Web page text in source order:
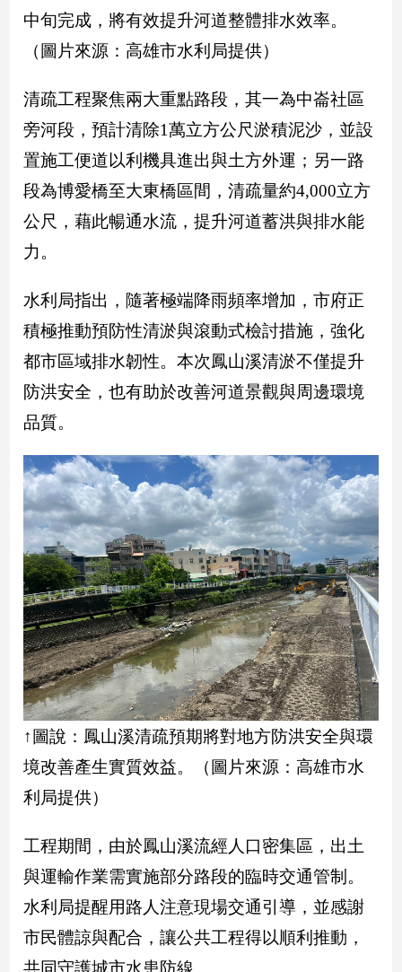
社
會/
方
冠
病
毒
專
區
台
灣
觀
點
台
觀
點
娛
樂
娛
樂
星
聞
流
行/
時
尚
星
生
活
建
中旬完成，將有效提升河道整體排水效率。
（圖片來源：高雄市水利局提供）
清疏工程聚焦兩大重點路段，其一為中崙社區
旁河段，預計清除1萬立方公尺淤積泥沙，並設
置施工便道以利機具進出與土方外運；另一路
段為博愛橋至大東橋區間，清疏量約4,000立方
公尺，藉此暢通水流，提升河道蓄洪與排水能
力。
水利局指出，隨著極端降雨頻率增加，市府正
積極推動預防性清淤與滾動式檢討措施，強化
都市區域排水韌性。本次鳳山溪清淤不僅提升
防洪安全，也有助於改善河道景觀與周邊環境
品質。
↑圖說：鳳山溪清疏預期將對地方防洪安全與環
境改善產生實質效益。（圖片來源：高雄市水
利局提供）
工程期間，由於鳳山溪流經人口密集區，出土
與運輸作業需實施部分路段的臨時交通管制。
水利局提醒用路人注意現場交通引導，並感謝
市民體諒與配合，讓公共工程得以順利推動，